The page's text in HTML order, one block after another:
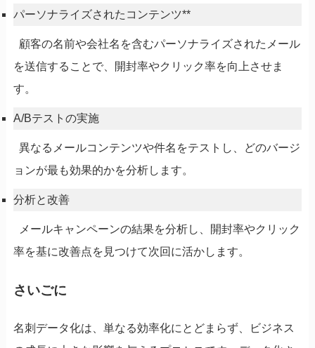
パーソナライズされたコンテンツ**
顧客の名前や会社名を含むパーソナライズされたメール
を送信することで、開封率やクリック率を向上させま
す。
A/Bテストの実施
異なるメールコンテンツや件名をテストし、どのバージ
ョンが最も効果的かを分析します。
分析と改善
メールキャンペーンの結果を分析し、開封率やクリック
率を基に改善点を見つけて次回に活かします。
さいごに
名刺データ化は、単なる効率化にとどまらず、ビジネス